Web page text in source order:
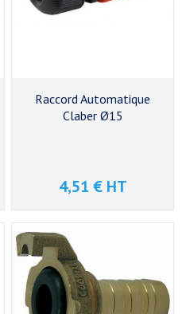
Raccord Automatique
Claber Ø15
Prix
4,51 € HT